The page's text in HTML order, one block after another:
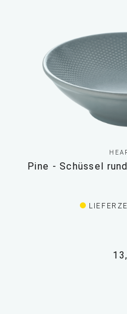
Pine - Schüssel